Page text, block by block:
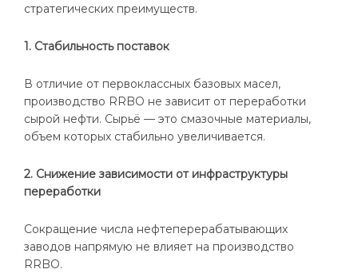
стратегических преимуществ.
1. Стабильность поставок
В отличие от первоклассных базовых масел,
производство RRBO не зависит от переработки
сырой нефти. Сырьё — это смазочные материалы,
объем которых стабильно увеличивается.
2. Снижение зависимости от инфраструктуры
переработки
Сокращение числа нефтеперерабатывающих
заводов напрямую не влияет на производство
RRBO.